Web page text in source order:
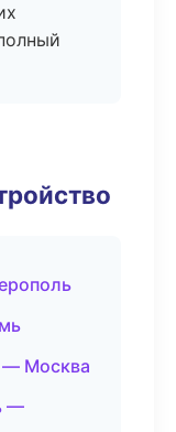
— Москва
—